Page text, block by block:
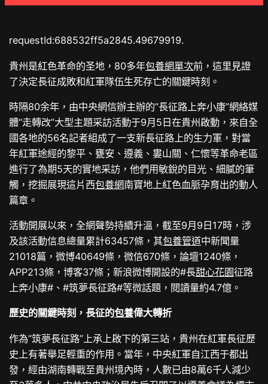
requestId:688532ff5a2845.49679919.
貴州是紅色革命的圣地，80多年包養網單次前，這里見證
了決定長征成敗和紅軍隊伍生死存亡的關鍵時刻。
時隔80余年，由中央網信辦主辦的“長征路上奔小康”網絡媒
體“走轉改”大型主題采訪活動于9月5日在貴州啟動，來自全
國各地的56名記者組成了一支新長征路上的生力軍，對當
年紅軍途經的黎平、甕安、遵義、婁山關、仁懷等革命老區
進行了為期5天的實地采訪，他們用敏銳的目光、細膩的筆
觸，挖掘展現這片西包養網南寶地上紅色血脈孕育出的動人
篇章。
活動開展以來，全網聲勢持續升溫，截至9月9日17時，涉
及該活動信息總量累計63457條，其包養管道中新聞量
21018篇，微博40649條，微信670條，論壇1240條，
APP213條，博客37條；新浪微博開設的#長甜心花園征路
上奔小康#、#筑夢長征路#等微話題，閱讀量約4.7億。
歷史的關鍵時刻，長征的包養偉大轉折
作為“筑夢長征路”上承上啟下的第三站，貴州在紅軍長征歷
史上有著舉足輕重的作用。當年，中央紅軍自江西于都出
發，經由湖南轉戰至貴州境內時，人數已由8萬6千人減少